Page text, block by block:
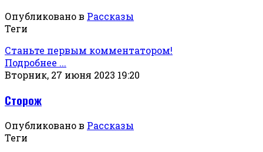
Опубликовано в Рассказы
Теги
Станьте первым комментатором!
Подробнее ...
Вторник, 27 июня 2023 19:20
Сторож
Опубликовано в Рассказы
Теги